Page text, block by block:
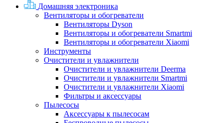
Домашняя электроника
Вентиляторы и обогреватели
Вентиляторы Dyson
Вентиляторы и обогреватели Smartmi
Вентиляторы и обогреватели Xiaomi
Инструменты
Очистители и увлажнители
Очистители и увлажнители Deerma
Очистители и увлажнители Smartmi
Очистители и увлажнители Xiaomi
Фильтры и аксессуары
Пылесосы
Аксессуары к пылесосам